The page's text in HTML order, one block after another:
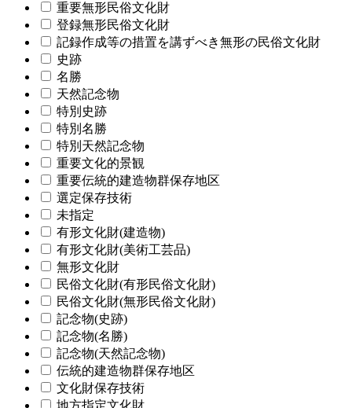
重要無形民俗文化財
登録無形民俗文化財
記録作成等の措置を講ずべき無形の民俗文化財
史跡
名勝
天然記念物
特別史跡
特別名勝
特別天然記念物
重要文化的景観
重要伝統的建造物群保存地区
選定保存技術
未指定
有形文化財(建造物)
有形文化財(美術工芸品)
無形文化財
民俗文化財(有形民俗文化財)
民俗文化財(無形民俗文化財)
記念物(史跡)
記念物(名勝)
記念物(天然記念物)
伝統的建造物群保存地区
文化財保存技術
地方指定文化財